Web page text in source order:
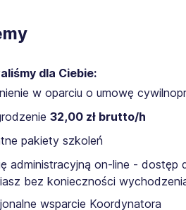
dla Ciebie:
w oparciu o umowę
32,00 zł brutto/h
pakiety szkoleń
administracyjną on-line -
bez konieczności
wsparcie Koordynatora